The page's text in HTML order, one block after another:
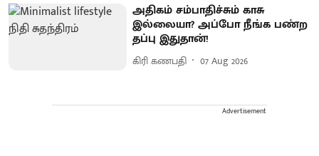
அதிகம் சம்பாதிச்சும் காசு
இல்லையா? அப்போ நீங்க பண்ற
தப்பு இதுதான்!
கிரி கணபதி 07 Aug 2026
Advertisement